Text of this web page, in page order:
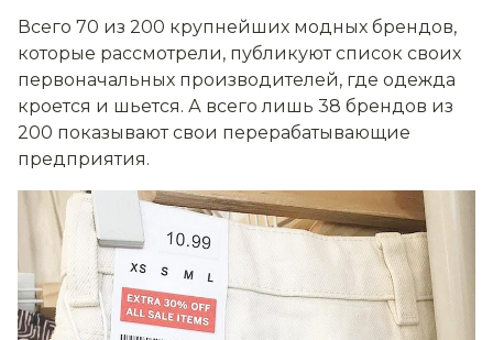
Всего 70 из 200 крупнейших модных брендов,
которые рассмотрели, публикуют список своих
первоначальных производителей, где одежда
кроется и шьется. А всего лишь 38 брендов из
200 показывают свои перерабатывающие
предприятия.